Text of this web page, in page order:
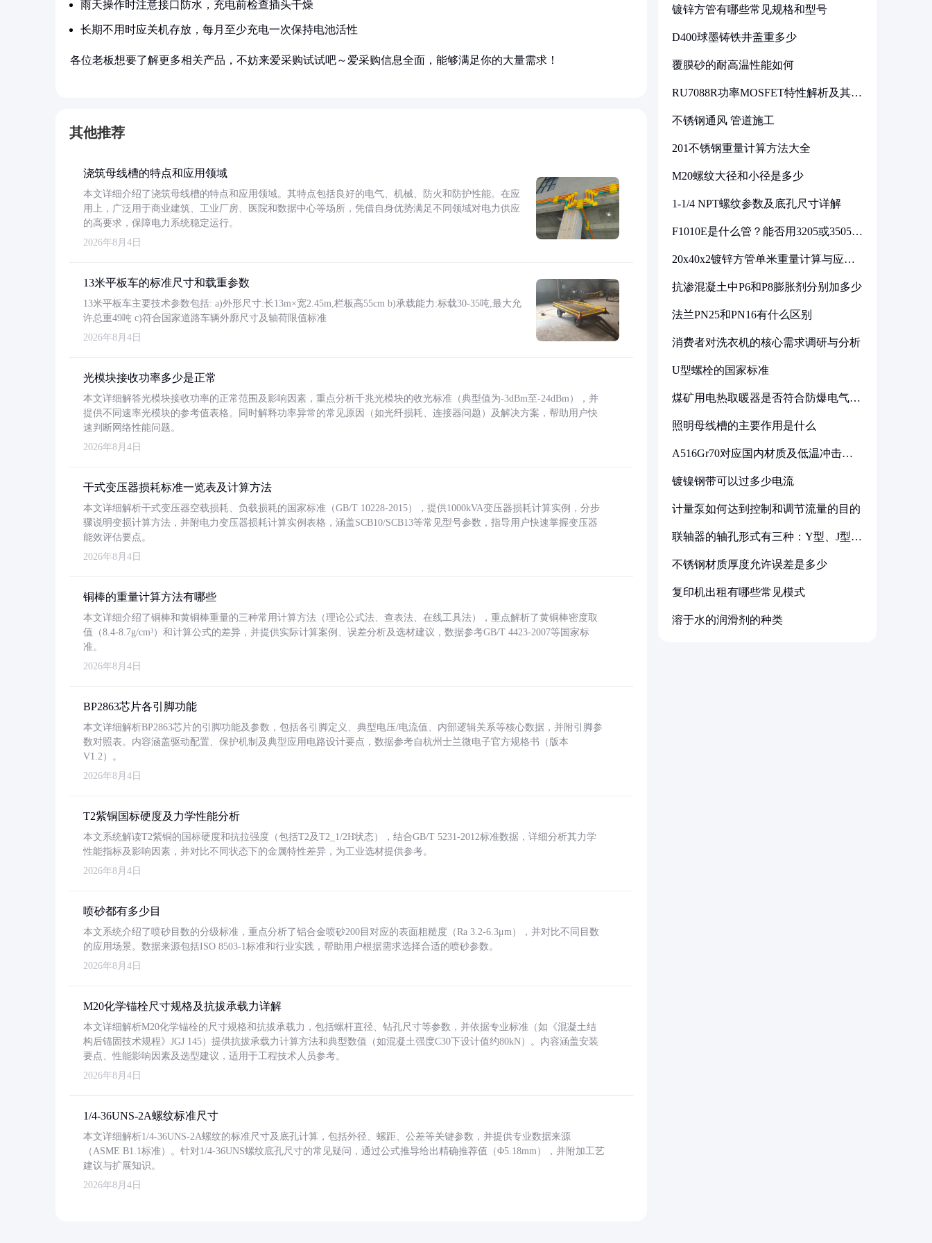
雨天操作时注意接口防水，充电前检查插头干燥
长期不用时应关机存放，每月至少充电一次保持电池活性
各位老板想要了解更多相关产品，不妨来爱采购试试吧～爱采购信息全面，能够满足你的大量需求！
其他推荐
浇筑母线槽的特点和应用领域
本文详细介绍了浇筑母线槽的特点和应用领域。其特点包括良好的电气、机械、防火和防护性能。在应
用上，广泛用于商业建筑、工业厂房、医院和数据中心等场所，凭借自身优势满足不同领域对电力供应
的高要求，保障电力系统稳定运行。
2026年8月4日
13米平板车的标准尺寸和载重参数
13米平板车主要技术参数包括: a)外形尺寸:长13m×宽2.45m,栏板高55cm b)承载能力:标载30-35吨,最大允
许总重49吨 c)符合国家道路车辆外廓尺寸及轴荷限值标准
2026年8月4日
光模块接收功率多少是正常
本文详细解答光模块接收功率的正常范围及影响因素，重点分析千兆光模块的收光标准（典型值为-3dBm至-24dBm），并
提供不同速率光模块的参考值表格。同时解释功率异常的常见原因（如光纤损耗、连接器问题）及解决方案，帮助用户快
速判断网络性能问题。
2026年8月4日
干式变压器损耗标准一览表及计算方法
本文详细解析干式变压器空载损耗、负载损耗的国家标准（GB/T 10228-2015），提供1000kVA变压器损耗计算实例，分步
骤说明变损计算方法，并附电力变压器损耗计算实例表格，涵盖SCB10/SCB13等常见型号参数，指导用户快速掌握变压器
能效评估要点。
2026年8月4日
铜棒的重量计算方法有哪些
本文详细介绍了铜棒和黄铜棒重量的三种常用计算方法（理论公式法、查表法、在线工具法），重点解析了黄铜棒密度取
值（8.4-8.7g/cm³）和计算公式的差异，并提供实际计算案例、误差分析及选材建议，数据参考GB/T 4423-2007等国家标
准。
2026年8月4日
BP2863芯片各引脚功能
本文详细解析BP2863芯片的引脚功能及参数，包括各引脚定义、典型电压/电流值、内部逻辑关系等核心数据，并附引脚参
数对照表。内容涵盖驱动配置、保护机制及典型应用电路设计要点，数据参考自杭州士兰微电子官方规格书（版本
V1.2）。
2026年8月4日
T2紫铜国标硬度及力学性能分析
本文系统解读T2紫铜的国标硬度和抗拉强度（包括T2及T2_1/2H状态），结合GB/T 5231-2012标准数据，详细分析其力学
性能指标及影响因素，并对比不同状态下的金属特性差异，为工业选材提供参考。
2026年8月4日
喷砂都有多少目
本文系统介绍了喷砂目数的分级标准，重点分析了铝合金喷砂200目对应的表面粗糙度（Ra 3.2-6.3μm），并对比不同目数
的应用场景。数据来源包括ISO 8503-1标准和行业实践，帮助用户根据需求选择合适的喷砂参数。
2026年8月4日
M20化学锚栓尺寸规格及抗拔承载力详解
本文详细解析M20化学锚栓的尺寸规格和抗拔承载力，包括螺杆直径、钻孔尺寸等参数，并依据专业标准（如《混凝土结
构后锚固技术规程》JGJ 145）提供抗拔承载力计算方法和典型数值（如混凝土强度C30下设计值约80kN）。内容涵盖安装
要点、性能影响因素及选型建议，适用于工程技术人员参考。
2026年8月4日
1/4-36UNS-2A螺纹标准尺寸
本文详细解析1/4-36UNS-2A螺纹的标准尺寸及底孔计算，包括外径、螺距、公差等关键参数，并提供专业数据来源
（ASME B1.1标准）。针对1/4-36UNS螺纹底孔尺寸的常见疑问，通过公式推导给出精确推荐值（Φ5.18mm），并附加工艺
建议与扩展知识。
2026年8月4日
镀锌方管有哪些常见规格和型号
D400球墨铸铁井盖重多少
覆膜砂的耐高温性能如何
RU7088R功率MOSFET特性解析及其在
不锈钢通风 管道施工
201不锈钢重量计算方法大全
M20螺纹大径和小径是多少
1-1/4 NPT螺纹参数及底孔尺寸详解
F1010E是什么管？能否用3205或3505代
20x40x2镀锌方管单米重量计算与应用
抗渗混凝土中P6和P8膨胀剂分别加多少
法兰PN25和PN16有什么区别
消费者对洗衣机的核心需求调研与分析
U型螺栓的国家标准
煤矿用电热取暖器是否符合防爆电气设
照明母线槽的主要作用是什么
A516Gr70对应国内材质及低温冲击要
镀镍钢带可以过多少电流
计量泵如何达到控制和调节流量的目的
联轴器的轴孔形式有三种：Y型、J型、
不锈钢材质厚度允许误差是多少
复印机出租有哪些常见模式
溶于水的润滑剂的种类